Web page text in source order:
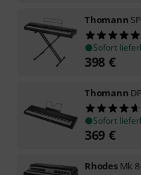
Thomann
Sofort
398 €
Thomann
Sofort
369 €
Rhodes Mk